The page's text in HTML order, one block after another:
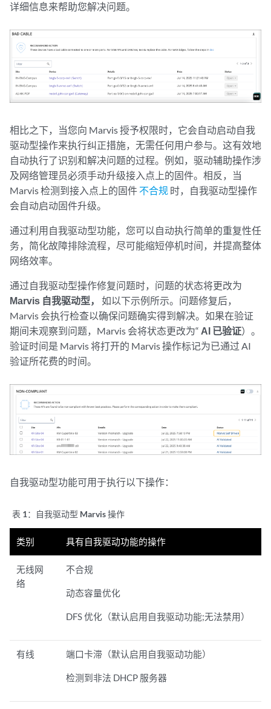
详细信息来帮助您解决问题。
相比之下，当您向 Marvis 授予权限时，它会自动启动自我
驱动型操作来执行纠正措施，无需任何用户参与。这有效地
自动执行了识别和解决问题的过程。例如，驱动辅助操作涉
及网络管理员必须手动升级接入点上的固件。相反，当
Marvis 检测到接入点上的固件 不合规 时，自我驱动型操作
会自动启动固件升级。
通过利用自我驱动型功能，您可以自动执行简单的重复性任
务，简化故障排除流程，尽可能缩短停机时间，并提高整体
网络效率。
通过自我驱动型操作修复问题时，问题的状态将更改为
Marvis 自我驱动型，
如以下示例所示。问题修复后，
Marvis 会执行检查以确保问题确实得到解决。如果在验证
期间未观察到问题，Marvis 会将状态更改为“ AI 已验证）。
验证时间是 Marvis 将打开的 Marvis 操作标记为已通过 AI
验证所花费的时间。
自我驱动型功能可用于执行以下操作：
表 1： 自我驱动型 Marvis 操作
类别 具有自我驱动功能的操作
无线网
络
不合规
动态容量优化
DFS 优化（默认启用自我驱动功能;无法禁用）
有线 端口卡滞（默认启用自我驱动功能）
检测到非法 DHCP 服务器